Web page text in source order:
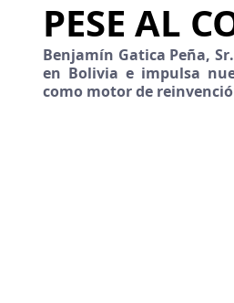
PESE AL
Benjamín Gatica Peña,
en Bolivia e impulsa
como motor de